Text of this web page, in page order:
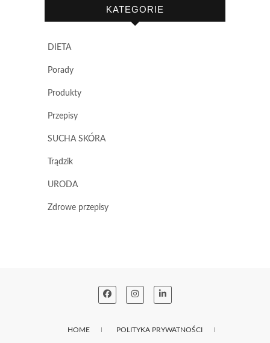
KATEGORIE
DIETA
Porady
Produkty
Przepisy
SUCHA SKÓRA
Trądzik
URODA
Zdrowe przepisy
HOME POLITYKA PRYWATNOŚCI